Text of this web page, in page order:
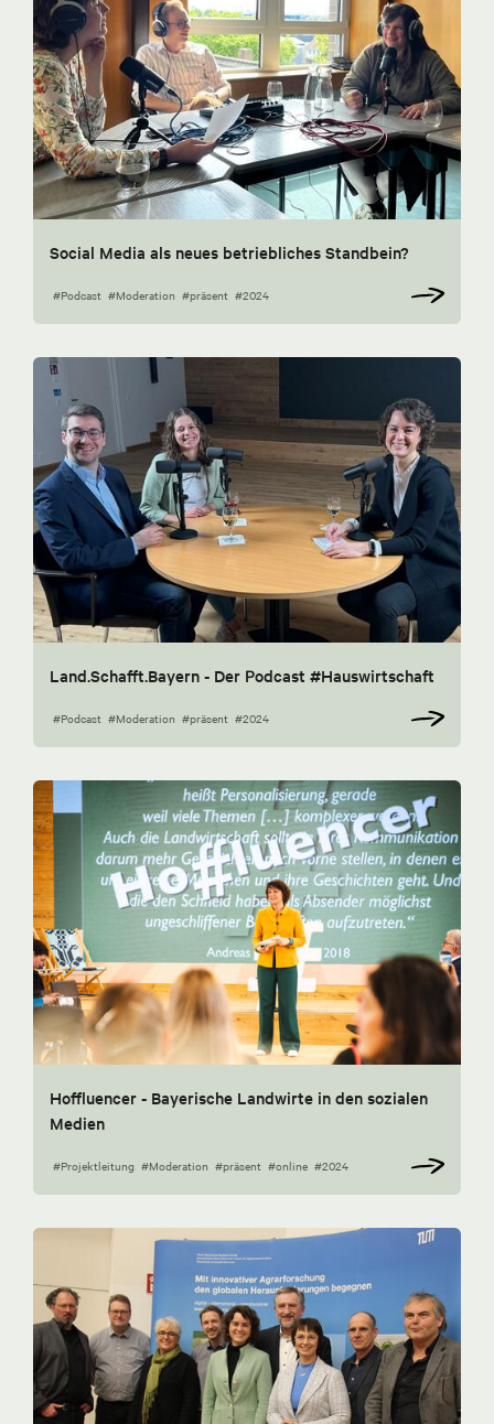
Social Media als neues betriebliches Standbein?
#Podcast #Moderation #präsent #2024
Land.Schafft.Bayern - Der Podcast #Hauswirtschaft
#Podcast #Moderation #präsent #2024
Hoffluencer - Bayerische Landwirte in den sozialen
Medien
#Projektleitung #Moderation #präsent #online #2024